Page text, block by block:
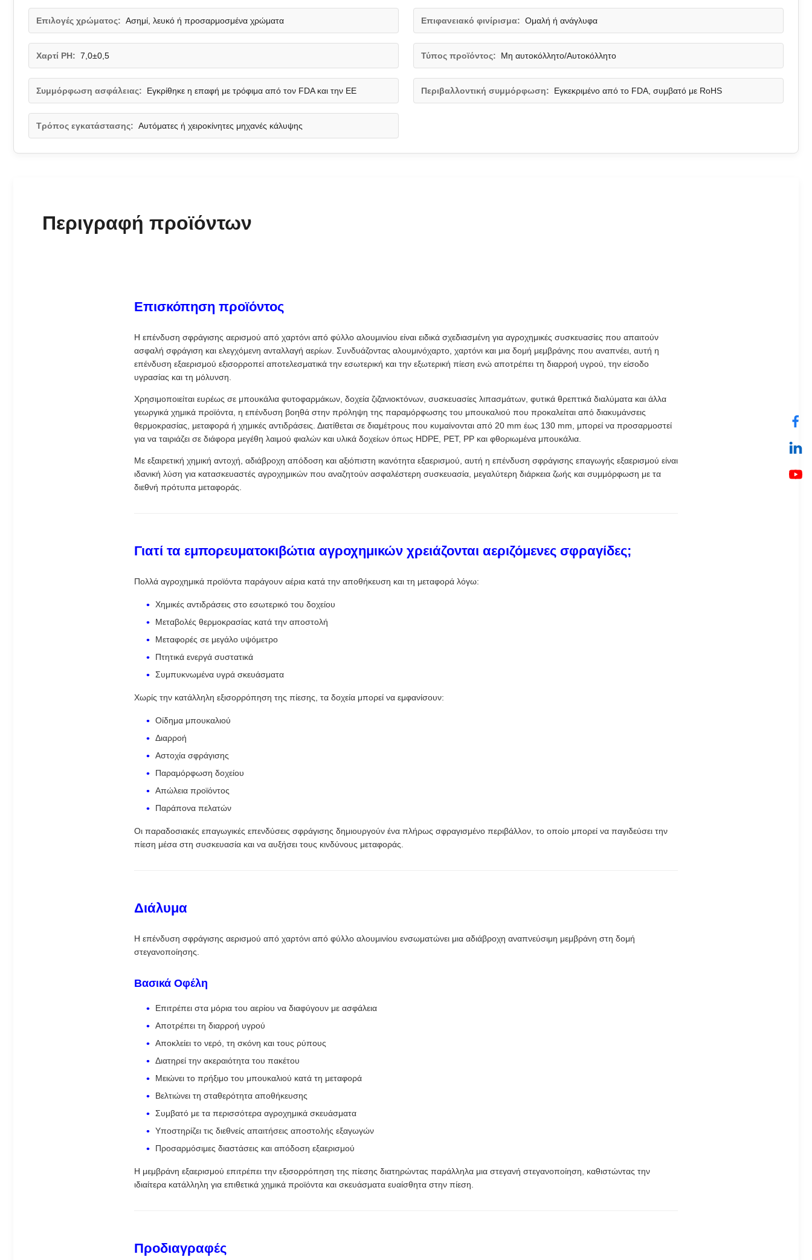
Επιλογές χρώματος: Ασημί, λευκό ή προσαρμοσμένα χρώματα Επιφανειακό φινίρισμα: Ομαλή ή ανάγλυφα
Χαρτί PH: 7,0±0,5 Τύπος προϊόντος: Μη αυτοκόλλητο/Αυτοκόλλητο
Συμμόρφωση ασφάλειας: Εγκρίθηκε η επαφή με τρόφιμα από τον FDA και την ΕΕ Περιβαλλοντική συμμόρφωση: Εγκεκριμένο από το FDA, συμβατό με RoHS
Τρόπος εγκατάστασης: Αυτόματες ή χειροκίνητες μηχανές κάλυψης
Περιγραφή προϊόντων
Επισκόπηση προϊόντος
Η επένδυση σφράγισης αερισμού από χαρτόνι από φύλλο αλουμινίου είναι ειδικά σχεδιασμένη για αγροχημικές συσκευασίες που απαιτούν
ασφαλή σφράγιση και ελεγχόμενη ανταλλαγή αερίων. Συνδυάζοντας αλουμινόχαρτο, χαρτόνι και μια δομή μεμβράνης που αναπνέει, αυτή η
επένδυση εξαερισμού εξισορροπεί αποτελεσματικά την εσωτερική και την εξωτερική πίεση ενώ αποτρέπει τη διαρροή υγρού, την είσοδο
υγρασίας και τη μόλυνση.
Χρησιμοποιείται ευρέως σε μπουκάλια φυτοφαρμάκων, δοχεία ζιζανιοκτόνων, συσκευασίες λιπασμάτων, φυτικά θρεπτικά διαλύματα και άλλα
γεωργικά χημικά προϊόντα, η επένδυση βοηθά στην πρόληψη της παραμόρφωσης του μπουκαλιού που προκαλείται από διακυμάνσεις
θερμοκρασίας, μεταφορά ή χημικές αντιδράσεις. Διατίθεται σε διαμέτρους που κυμαίνονται από 20 mm έως 130 mm, μπορεί να προσαρμοστεί
για να ταιριάζει σε διάφορα μεγέθη λαιμού φιαλών και υλικά δοχείων όπως HDPE, PET, PP και φθοριωμένα μπουκάλια.
Με εξαιρετική χημική αντοχή, αδιάβροχη απόδοση και αξιόπιστη ικανότητα εξαερισμού, αυτή η επένδυση σφράγισης επαγωγής εξαερισμού είναι
ιδανική λύση για κατασκευαστές αγροχημικών που αναζητούν ασφαλέστερη συσκευασία, μεγαλύτερη διάρκεια ζωής και συμμόρφωση με τα
διεθνή πρότυπα μεταφοράς.
Γιατί τα εμπορευματοκιβώτια αγροχημικών χρειάζονται αεριζόμενες σφραγίδες;
Πολλά αγροχημικά προϊόντα παράγουν αέρια κατά την αποθήκευση και τη μεταφορά λόγω:
Χημικές αντιδράσεις στο εσωτερικό του δοχείου
Μεταβολές θερμοκρασίας κατά την αποστολή
Μεταφορές σε μεγάλο υψόμετρο
Πτητικά ενεργά συστατικά
Συμπυκνωμένα υγρά σκευάσματα
Χωρίς την κατάλληλη εξισορρόπηση της πίεσης, τα δοχεία μπορεί να εμφανίσουν:
Οίδημα μπουκαλιού
Διαρροή
Αστοχία σφράγισης
Παραμόρφωση δοχείου
Απώλεια προϊόντος
Παράπονα πελατών
Οι παραδοσιακές επαγωγικές επενδύσεις σφράγισης δημιουργούν ένα πλήρως σφραγισμένο περιβάλλον, το οποίο μπορεί να παγιδεύσει την
πίεση μέσα στη συσκευασία και να αυξήσει τους κινδύνους μεταφοράς.
Διάλυμα
Η επένδυση σφράγισης αερισμού από χαρτόνι από φύλλο αλουμινίου ενσωματώνει μια αδιάβροχη αναπνεύσιμη μεμβράνη στη δομή
στεγανοποίησης.
Βασικά Οφέλη
Επιτρέπει στα μόρια του αερίου να διαφύγουν με ασφάλεια
Αποτρέπει τη διαρροή υγρού
Αποκλείει το νερό, τη σκόνη και τους ρύπους
Διατηρεί την ακεραιότητα του πακέτου
Μειώνει το πρήξιμο του μπουκαλιού κατά τη μεταφορά
Βελτιώνει τη σταθερότητα αποθήκευσης
Συμβατό με τα περισσότερα αγροχημικά σκευάσματα
Υποστηρίζει τις διεθνείς απαιτήσεις αποστολής εξαγωγών
Προσαρμόσιμες διαστάσεις και απόδοση εξαερισμού
Η μεμβράνη εξαερισμού επιτρέπει την εξισορρόπηση της πίεσης διατηρώντας παράλληλα μια στεγανή στεγανοποίηση, καθιστώντας την
ιδιαίτερα κατάλληλη για επιθετικά χημικά προϊόντα και σκευάσματα ευαίσθητα στην πίεση.
Προδιαγραφές